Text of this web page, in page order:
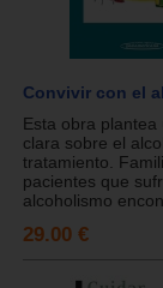
Convivir con el
Esta obra plantea
clara sobre el
tratamiento.
pacientes que
alcoholismo
29.00 €